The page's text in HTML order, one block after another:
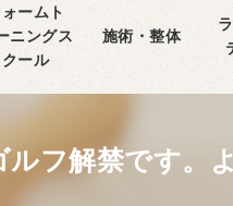
ームト
ニングス
クール
施術・整体
フ解禁です。